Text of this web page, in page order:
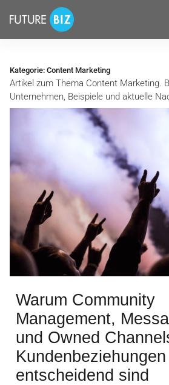
überspringen
FUTUREBIZ
Kategorie: Content Marketing
Artikel zum Thema Content Marketing.
Unternehmen, Beispiele und aktuelle
Warum Community
Management,
und Owned
Kundenbeziehungen
entscheidend sind